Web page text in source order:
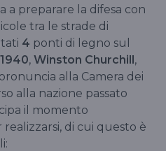
a preparare la difesa con
tra le strade di
4 ponti di legno sul
, Winston Churchill,
alla Camera dei
alla nazione passato
il momento
di cui questo è